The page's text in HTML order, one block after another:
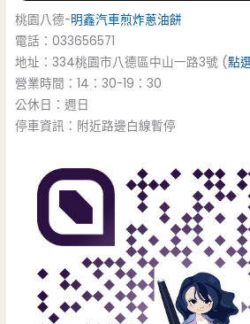
桃園八德-明鑫汽車煎炸蔥油餅
電話：033656571
地址：334桃園市八德區中山一路3號 (點
營業時間：14：30-19：30
公休日：週日
停車資訊：附近路邊白線暫停